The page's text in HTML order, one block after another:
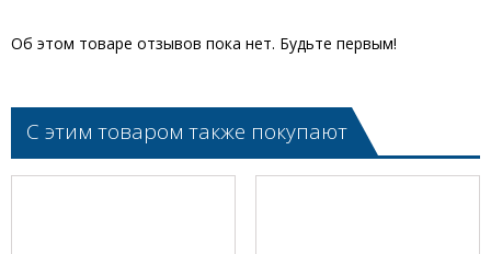
Об этом товаре отзывов пока нет. Будьте первым!
С этим товаром также покупают